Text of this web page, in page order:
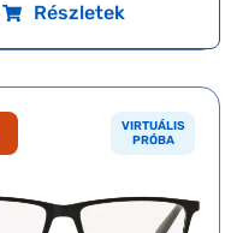
Részletek
VIRTUÁLIS
PRÓBA